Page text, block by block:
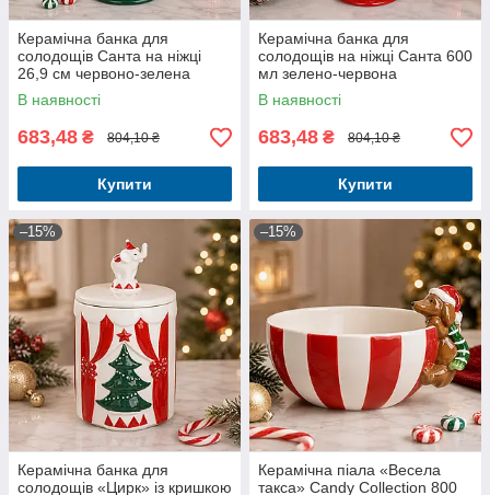
Керамічна банка для
солодощів Санта на ніжці
26,9 см червоно-зелена
В наявності
683,48 ₴ 804,10 ₴
Купити
Керамічна банка для
солодощів на ніжці Санта 600
мл зелено-червона
В наявності
683,48 ₴ 804,10 ₴
Купити
–15%
Керамічна банка для
солодощів «Цирк» із кришкою
–15%
Керамічна піала «Весела
такса» Candy Collection 800